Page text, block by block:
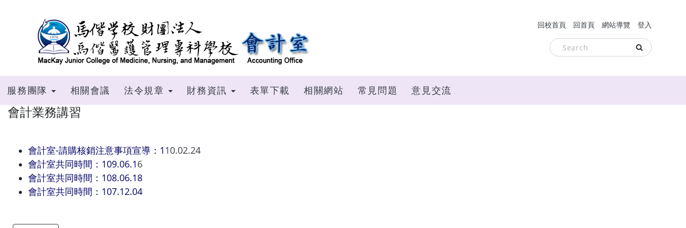
回校首頁 回首頁 網站導覽 登入
服務團隊 相關會議 法令規章 財務資訊 表單下載 相關網站 常見問題 意見交流
會計業務講習
會計室-請購核銷注意事項宣導：1 10.02.24
會計室共同時間：109.06.16
會計室共同時間：108.06.18
會計室共同時間：107.12.04